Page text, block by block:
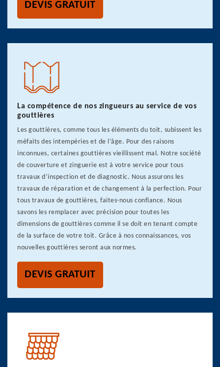
DEVIS GRATUIT
La compétence de nos zingueurs au service de vos
gouttières
Les gouttières, comme tous les éléments du toit, subissent les
méfaits des intempéries et de l’âge. Pour des raisons
inconnues, certaines gouttières vieillissent mal. Notre société
de couverture et zinguerie est à votre service pour tous
travaux d’inspection et de diagnostic. Nous assurons les
travaux de réparation et de changement à la perfection. Pour
tous travaux de gouttières, faites-nous confiance. Nous
savons les remplacer avec précision pour toutes les
dimensions de gouttières comme il se doit en tenant compte
de la surface de votre toit. Grâce à nos connaissances, vos
nouvelles gouttières seront aux normes.
DEVIS GRATUIT